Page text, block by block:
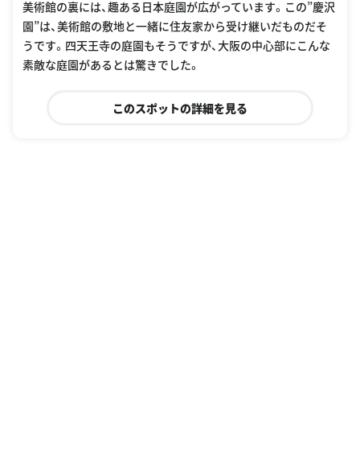
美術館の裏には、趣ある日本庭園が広がっています。この”慶沢
園”は、美術館の敷地と一緒に住友家から受け継いだものだそ
うです。四天王寺の庭園もそうですが、大阪の中心部にこんな
素敵な庭園があるとは驚きでした。
このスポットの詳細を見る